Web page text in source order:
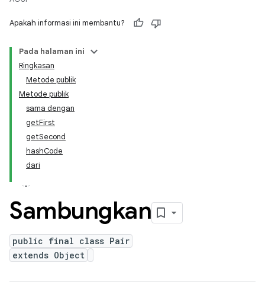
Apakah informasi ini membantu?
Pada halaman ini
Ringkasan
Metode publik
Metode publik
sama dengan
getFirst
getSecond
hashCode
dari
Sambungkan
public final class Pair
extends Object